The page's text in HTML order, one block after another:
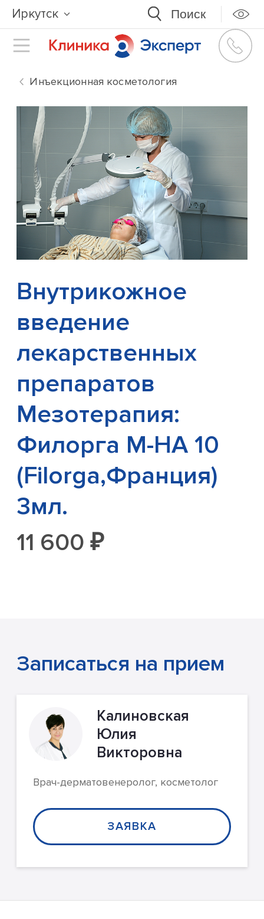
Иркутск
Инъекционная косметология
Внутрикожное
введение
лекарственных
препаратов
Мезотерапия:
Филорга М-НА 10
(Filorga,Франция)
3мл.
11 600 ₽
Записаться на прием
Калиновская
Юлия
Викторовна
Врач-дерматовенеролог, косметолог
ЗАЯВКА